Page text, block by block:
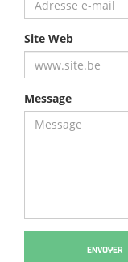
Site Web
Message
ENVOYER